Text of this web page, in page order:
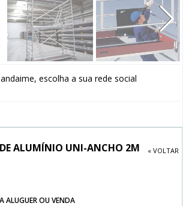
escolha a sua rede social
« VOLTAR
ALUMÍNIO UNI-ANCHO 2M
ALUGUER OU VENDA